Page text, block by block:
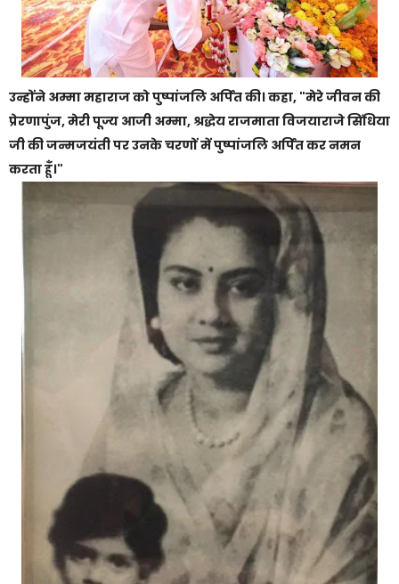
उन्होंने अम्मा महाराज को पुष्पांजलि अर्पित की। कहा, "मेरे जीवन की
प्रेरणापुंज, मेरी पूज्य आजी अम्मा, श्रद्धेय राजमाता विजयाराजे सिंधिया
जी की जन्मजयंती पर उनके चरणों में पुष्पांजलि अर्पित कर नमन
करता हूँ।"